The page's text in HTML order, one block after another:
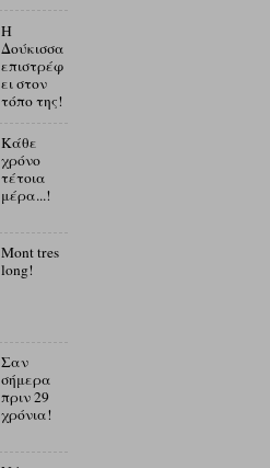
Η
Δούκισσα
επιστρέφ
ει στον
τόπο της!
Κάθε
χρόνο
τέτοια
μέρα...!
Mont tres
long!
Σαν
σήμερα
πριν 29
χρόνια!